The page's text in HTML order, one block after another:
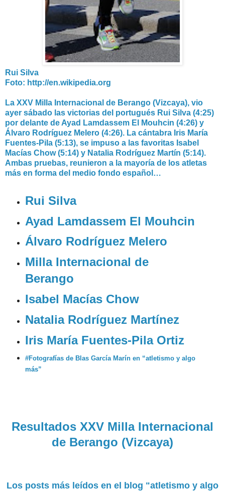
Rui Silva
Foto: http://en.wikipedia.org
La XXV Milla Internacional de Berango (Vizcaya), vio
ayer sábado las victorias del portugués Rui Silva (4:25)
por delante de Ayad Lamdassem El Mouhcin (4:26) y
Álvaro Rodríguez Melero (4:26). La cántabra Iris María
Fuentes-Pila (5:13), se impuso a las favoritas Isabel
Macías Chow (5:14) y Natalia Rodríguez Martín (5:14).
Ambas pruebas, reunieron a la mayoría de los atletas
más en forma del medio fondo español…
Rui Silva
Ayad Lamdassem El Mouhcin
Álvaro Rodríguez Melero
Milla Internacional de
Berango
Isabel Macías Chow
Natalia Rodríguez Martínez
Iris María Fuentes-Pila Ortiz
#Fotografías de Blas García Marín en “atletismo y algo
más”
Resultados XXV Milla Internacional
de Berango (Vizcaya)
Los posts más leídos en el blog "atletismo y algo